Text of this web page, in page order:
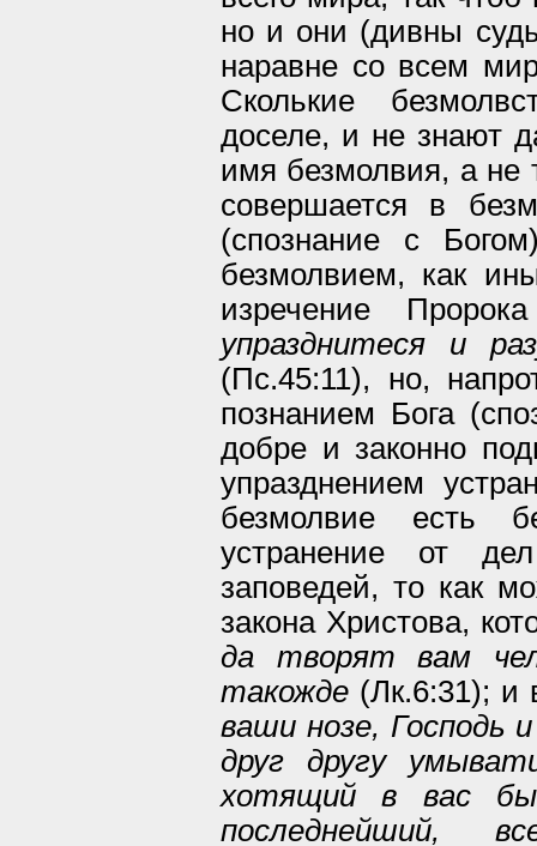
но и они (дивны
наравне со всем
Сколькие
доселе, и не знают
имя безмолвия, а не
совершается в
(спознание с
безмолвием, как
изречение
упразднитеся и
(Пс.45:11), но,
познанием Бога
добре и законно
упразднением
безмолвие есть
устранение от
заповедей, то как
закона Христова,
да творят вам
такожде (Лк.6:31); и
ваши нозе, Господь
друг другу
хотящий в вас
последнейший,